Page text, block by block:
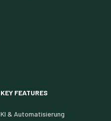
KEY FEATURES
KI & Automatisierung